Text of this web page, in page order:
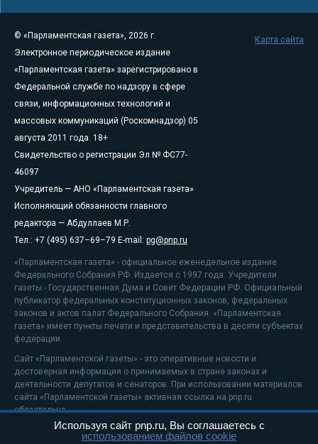
© «Парламентская газета», 2026 г.
Электронное периодическое издание
«Парламентская газета» зарегистрировано в
Федеральной службе по надзору в сфере
связи, информационных технологий и
массовых коммуникаций (Роскомнадзор) 05
августа 2011 года. 18+
Свидетельство о регистрации Эл № ФС77-
46097
Учредитель — АНО «Парламентская газета»
Исполняющий обязанности главного
редактора — Абдуллаев М.Р.
Тел.: +7 (495) 637–69–79 E-mail: pg@pnp.ru
«Парламентская газета» - официальное еженедельное издание
Федерального Собрания РФ. Издается с 1997 года. Учредители
газеты - Государственная Дума и Совет Федерации РФ. Официальный
публикатор федеральных конституционных законов, федеральных
законов и актов палат Федерального Собрания. «Парламентская
газета» имеет пункты печати и представительства в десяти субъектах
федерации.
Сайт «Парламентской газеты» - это оперативные новости и
достоверная информация о принимаемых в стране законах и
деятельности депутатов и сенаторов. При использовании материалов
сайта «Парламентской газеты» активная ссылка на pnp.ru
обязательна.
На информационном ресурсе применяютсярекомендательные
Карта сайта
Используя сайт pnp.ru, Вы соглашаетесь с
использованием файлов cookie